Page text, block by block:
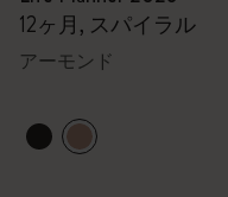
12ヶ月, スパイラル
アーモンド